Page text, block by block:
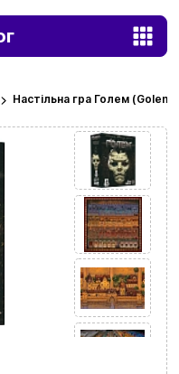
Настільна гра Голем (Golem)